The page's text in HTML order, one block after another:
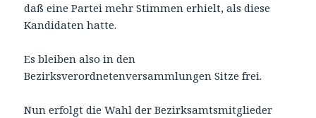
daß eine Partei mehr Stimmen erhielt, als diese
Kandidaten hatte.
Es bleiben also in den
Bezirksverordnetenversammlungen Sitze frei.
Nun erfolgt die Wahl der Bezirksamtsmitglieder